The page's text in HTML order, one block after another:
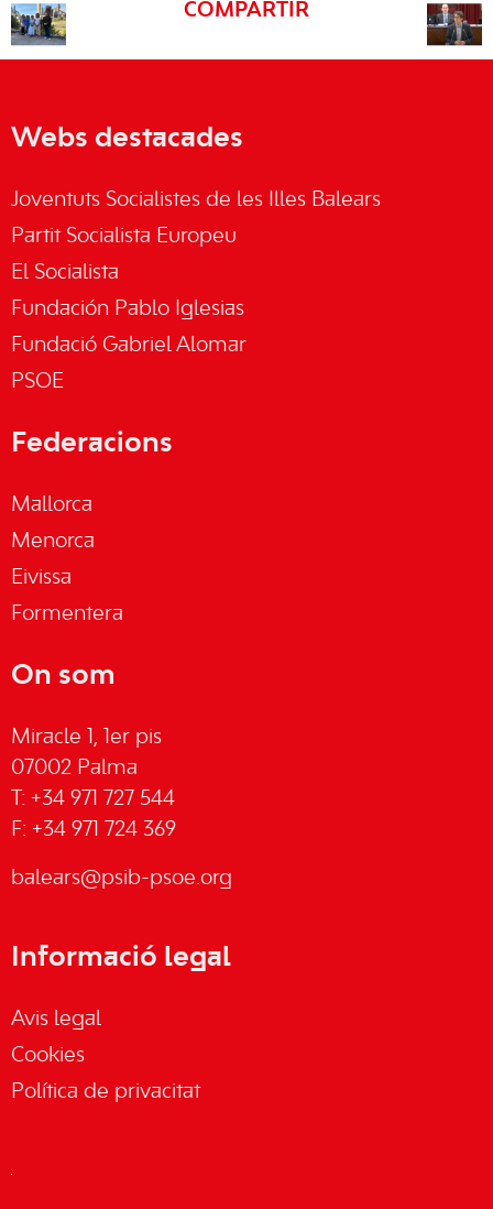
COMPARTIR
Webs destacades
Joventuts Socialistes de les Illes Balears
Partit Socialista Europeu
El Socialista
Fundación Pablo Iglesias
Fundació Gabriel Alomar
PSOE
Federacions
Mallorca
Menorca
Eivissa
Formentera
On som
Miracle 1, 1er pis
07002 Palma
T: +34 971 727 544
F: +34 971 724 369
balears@psib-psoe.org
Informació legal
Avis legal
Cookies
Política de privacitat